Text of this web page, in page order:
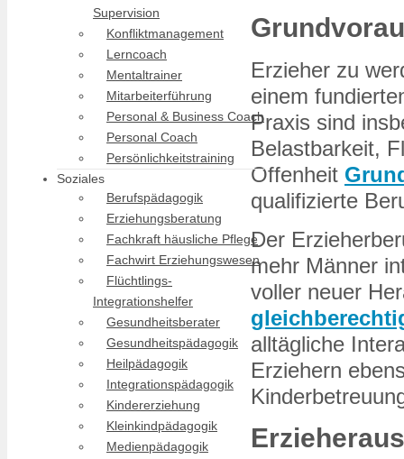
Erzieher zu
einem
Praxis sind
Belastbarkeit,
Offenheit
qualifizierte
Der
mehr Männer
voller neuer
alltägliche
Erziehern
Supervision
Konfliktmanagement
Lerncoach
Mentaltrainer
Mitarbeiterführung
Personal & Business Coach
Personal Coach
Persönlichkeitstraining
Soziales
Berufspädagogik
Erziehungsberatung
Fachkraft häusliche Pflege
Fachwirt Erziehungswesen
Flüchtlings-
Integrationshelfer
Gesundheitsberater
Gesundheitspädagogik
Heilpädagogik
Integrationspädagogik
Kindererziehung
Kleinkindpädagogik
Medienpädagogik